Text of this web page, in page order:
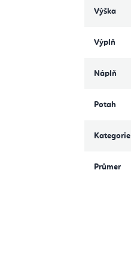
Výška
Výplň
Náplň
Potah
Kategorie
Průmer